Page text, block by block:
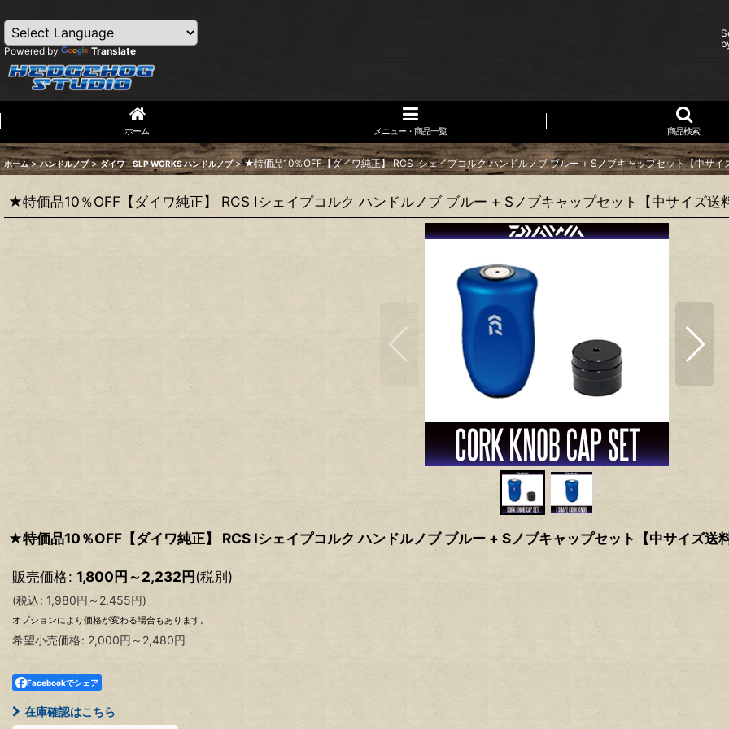
Powered by Translate
ホーム メニュー・商品一覧 商品検索
ホーム > ハンドルノブ > ダイワ・SLP WORKS ハンドルノブ > ★特価品10％OFF【ダイワ純正】 RCS Iシェイプコルク ハンドルノブ ブルー + Sノブキャップセット【中サイ
★特価品10％OFF【ダイワ純正】 RCS Iシェイプコルク ハンドルノブ ブルー + Sノブキャップセット【中サイズ送
★特価品10％OFF【ダイワ純正】 RCS Iシェイプコルク ハンドルノブ ブルー + Sノブキャップセット【中サイズ送
販売価格: 1,800円～2,232円(税別)
(税込: 1,980円 ～2,455円)
オプションにより価格が変わる場合もあります。
希望小売価格: 2,000円 ～2,480円
Facebookでシェア
在庫確認はこちら